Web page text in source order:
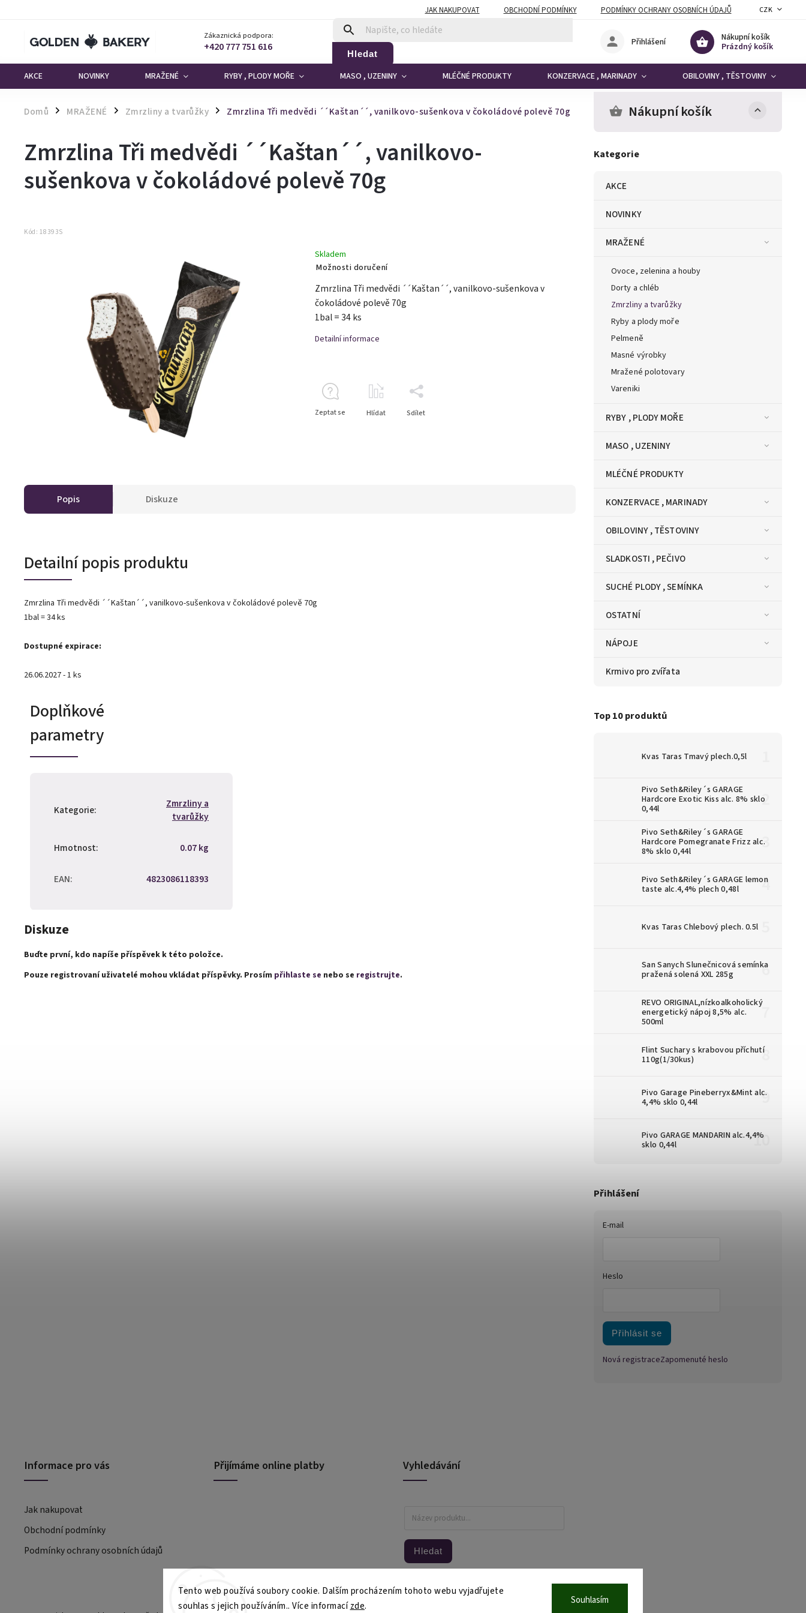
Tento web používá soubory cookie. Dalším procházením tohoto webu vyjadřujete
souhlas s jejich používáním.. Více informacízde. Souhlasím
JAK NAKUPOVAT OBCHODNÍ PODMÍNKY PODMÍNKY OCHRANY OSOBNÍCH ÚDAJŮ CZK
Zákaznická podpora:
+420 777 751 616 Hledat
Nákupní košík
Prázdný košík
Přihlášení
AKCE NOVINKY MRAŽENÉ RYBY , PLODY MOŘE MASO , UZENINY MLÉČNÉ PRODUKTY KONZERVACE , MARINADY OBILOVINY , TĚSTOVINY
Domů / MRAŽENÉ / Zmrzliny a tvarůžky / Zmrzlina Tři medvědi ´´Kaštan´´, vanilkovo-sušenkova v čokoládové polevě 70g Nákupní košík
Kategorie
AKCE
NOVINKY
MRAŽENÉ
Ovoce, zelenina a houby
Dorty a chléb
Zmrzliny a tvarůžky
Ryby a plody moře
Pelmeně
Masné výrobky
Mražené polotovary
Vareniki
RYBY , PLODY MOŘE
MASO , UZENINY
MLÉČNÉ PRODUKTY
KONZERVACE , MARINADY
OBILOVINY , TĚSTOVINY
SLADKOSTI , PEČIVO
SUCHÉ PLODY , SEMÍNKA
OSTATNÍ
NÁPOJE
Krmivo pro zvířata
Top 10 produktů
Kvas Taras Tmavý plech.0,5l
Pivo Seth&Riley´s GARAGE
Hardcore Exotic Kiss alc. 8% sklo
0,44l
Pivo Seth&Riley´s GARAGE
Hardcore Pomegranate Frizz alc.
8% sklo 0,44l
Pivo Seth&Riley´s GARAGE lemon
taste alc.4,4% plech 0,48l
Kvas Taras Chlebový plech. 0.5l
San Sanych Slunečnicová semínka
pražená solená XXL 285g
REVO ORIGINAL,nízkoalkoholický
energetický nápoj 8,5% alc.
500ml
Flint Suchary s krabovou příchutí
110g(1/30kus)
Pivo Garage Pineberryx&Mint alc.
4,4% sklo 0,44l
Pivo GARAGE MANDARIN alc.4,4%
sklo 0,44l
Přihlášení
E-mail
Heslo
Přihlásit se
Nová registraceZapomenuté heslo
Zmrzlina Tři medvědi ´´Kaštan´´, vanilkovo-
sušenkova v čokoládové polevě 70g
Kód: 18393S
Skladem
Možnosti doručení
Zmrzlina Tři medvědi ´´Kaštan´´, vanilkovo-sušenkova v
čokoládové polevě 70g
1bal = 34 ks
Detailní informace
Zeptat se Hlídat Sdílet
Popis Diskuze
Detailní popis produktu
Zmrzlina Tři medvědi ´´Kaštan´´, vanilkovo-sušenkova v čokoládové polevě 70g
1bal = 34 ks
Dostupné expirace:
26.06.2027 - 1 ks
Doplňkové
parametry
Kategorie:
Zmrzliny a
tvarůžky
Hmotnost: 0.07 kg
EAN: 4823086118393
Diskuze
Buďte první, kdo napíše příspěvek k této položce.
Pouze registrovaní uživatelé mohou vkládat příspěvky. Prosím přihlaste se nebo se registrujte.
Informace pro vás
Jak nakupovat
Obchodní podmínky
Podmínky ochrany osobních údajů
Přijímáme online platby Vyhledávání
Hledat